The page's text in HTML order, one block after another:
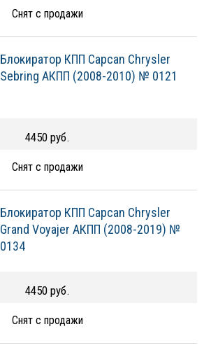
Снят с продажи
Блокиратор КПП Capcan Chrysler
Sebring АКПП (2008-2010) № 0121
4450 руб.
Снят с продажи
Блокиратор КПП Capcan Chrysler
Grand Voyajer АКПП (2008-2019) №
0134
4450 руб.
Снят с продажи